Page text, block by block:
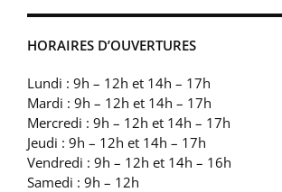
HORAIRES D’OUVERTURES
Lundi : 9h – 12h et 14h – 17h
Mardi : 9h – 12h et 14h – 17h
Mercredi : 9h – 12h et 14h – 17h
Jeudi : 9h – 12h et 14h – 17h
Vendredi : 9h – 12h et 14h – 16h
Samedi : 9h – 12h